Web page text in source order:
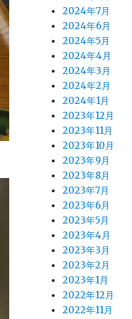
2024年7月
2024年6月
2024年5月
2024年4月
2024年3月
2024年2月
2024年1月
2023年12月
2023年11月
2023年10月
2023年9月
2023年8月
2023年7月
2023年6月
2023年5月
2023年4月
2023年3月
2023年2月
2023年1月
2022年12月
2022年11月